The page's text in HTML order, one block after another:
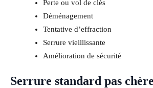
Perte ou vol de clés
Déménagement
Tentative d’effraction
Serrure vieillissante
Amélioration de sécurité
Serrure standard pas chère